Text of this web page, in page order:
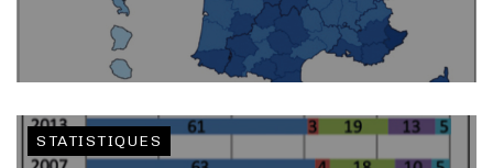
STATISTIQUES